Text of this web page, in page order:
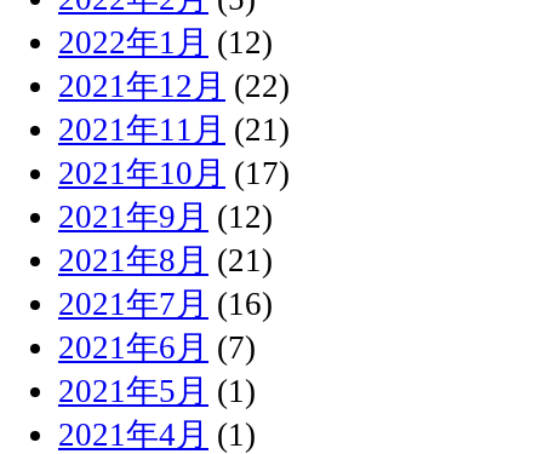
2022年1月 (12)
2021年12月 (22)
2021年11月 (21)
2021年10月 (17)
2021年9月 (12)
2021年8月 (21)
2021年7月 (16)
2021年6月 (7)
2021年5月 (1)
2021年4月 (1)